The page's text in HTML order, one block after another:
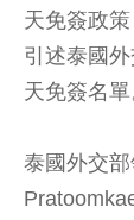
天免簽政
引述泰國
天免簽名單
泰國外交